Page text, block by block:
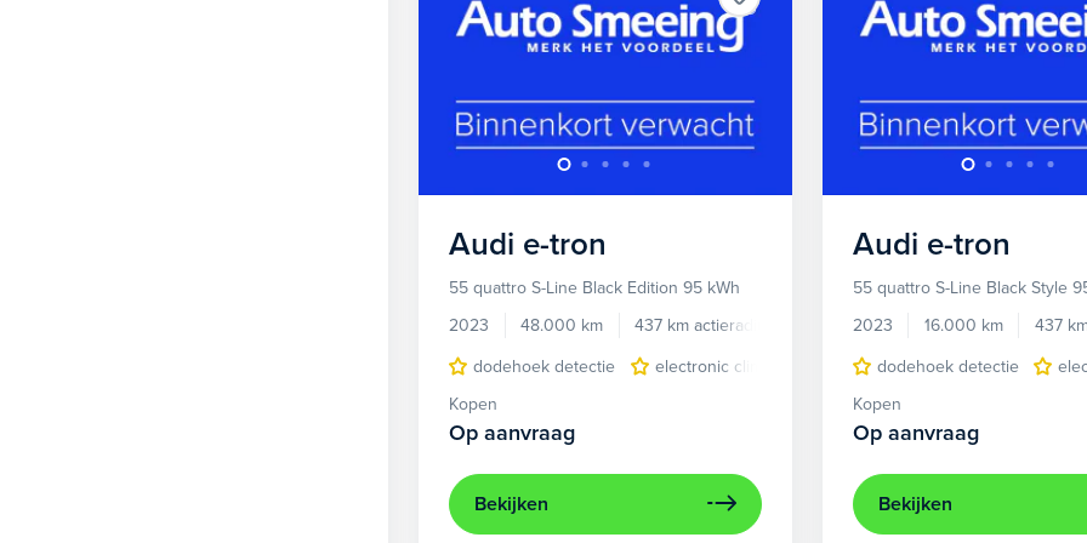
Audi e-tron
55 quattro S-Line Black Edition 95 kWh
2023
48.000 km 437 km actieradius
Elektrisch
dodehoek detectie
electronic climate controle elektrisch glazen
Kopen
Op aanvraag
Bekijken
Audi e-tron
55 quattro S-Line Black Style
2023
16.000 km 437
dodehoek detectie
Kopen
Op aanvraag
Bekijken